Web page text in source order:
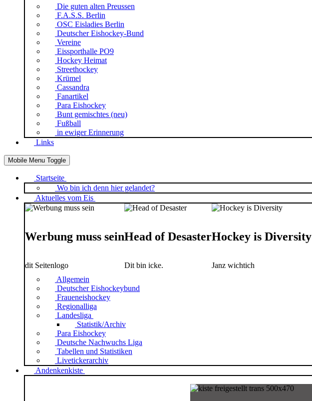
Die guten alten Preussen
F.A.S.S. Berlin
OSC Eisladies Berlin
Deutscher Eishockey-Bund
Vereine
Eissporthalle PO9
Hockey Heimat
Streethockey
Krümel
Cassandra
Fanartikel
Para Eishockey
Bunt gemischtes (neu)
Fußball
in ewiger Erinnerung
Links
Mobile Menu Toggle
Startseite
Wo bin ich denn hier gelandet?
Aktuelles vom Eis
Werbung muss sein
dit Seitenlogo
Head of Desaster
Dit bin icke.
Hockey is Diversity
Janz wichtich
Allgemein
Deutscher Eishockeybund
Fraueneishockey
Regionalliga
Landesliga
Statistik/Archiv
Para Eishockey
Deutsche Nachwuchs Liga
Tabellen und Statistiken
Livetickerarchiv
Andenkenkiste